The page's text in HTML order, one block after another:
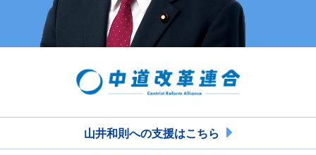
山井和則への支援はこちら